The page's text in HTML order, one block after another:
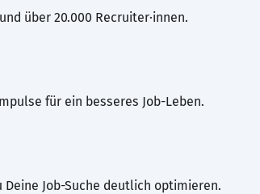
über 20.000 Recruiter·innen.
für ein besseres Job-Leben.
Job-Suche deutlich optimieren.